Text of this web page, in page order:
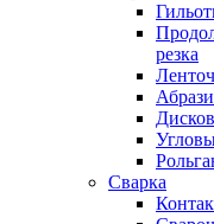
резка
Сварка